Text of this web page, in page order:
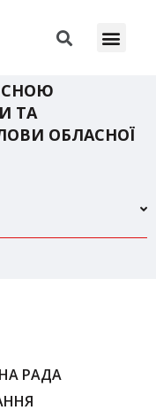
ТА
ОБЛАСНОЇ
РАДА